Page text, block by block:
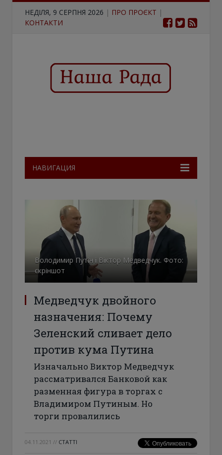
НЕДІЛЯ, 9 СЕРПНЯ 2026 | ПРО ПРОЄКТ |
КОНТАКТИ
НАВИГАЦИЯ
Володимир Путін і Віктор Медведчук. Фото:
скріншот
Медведчук двойного
назначения: Почему
Зеленский сливает дело
против кума Путина
Изначально Виктор Медведчук
рассматривался Банковой как
разменная фигура в торгах с
Владимиром Путиным. Но
торги провалились
04.11.2021 // СТАТТІ